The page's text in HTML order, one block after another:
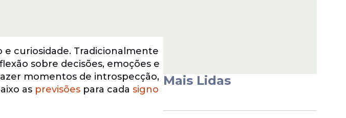
e curiosidade. Tradicionalmente
sobre decisões, emoções e
momentos de introspecção,
as previsões para cada signo
Mais Lidas